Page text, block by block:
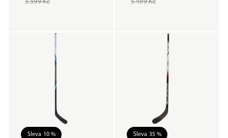
3 599 Kč 5 499 Kč
Sleva 10 % Sleva 35 %